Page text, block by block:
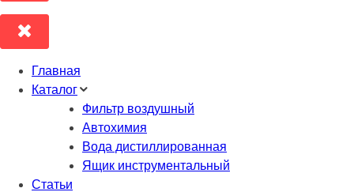
Главная
Каталог
Фильтр воздушный
Автохимия
Вода дистиллированная
Ящик инструментальный
Статьи